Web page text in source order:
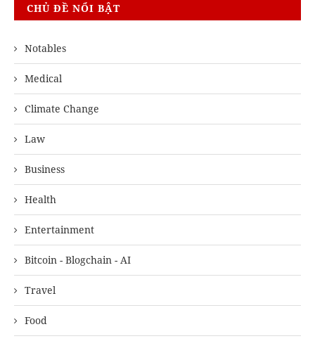
CHỦ ĐỀ NỔI BẬT
Notables
Medical
Climate Change
Law
Business
Health
Entertainment
Bitcoin - Blogchain - AI
Travel
Food